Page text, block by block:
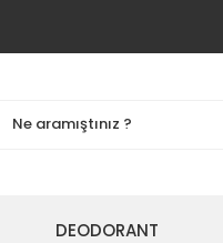
DEODORANT